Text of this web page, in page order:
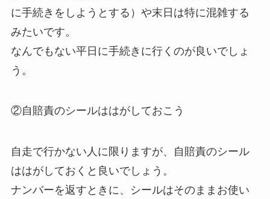
に手続きをしようとする）や末日は特に混雑する
みたいです。
なんでもない平日に手続きに行くのが良いでしょ
う。
②自賠責のシールははがしておこう
自走で行かない人に限りますが、自賠責のシール
ははがしておくと良いでしょう。
ナンバーを返すときに、シールはそのままお使い